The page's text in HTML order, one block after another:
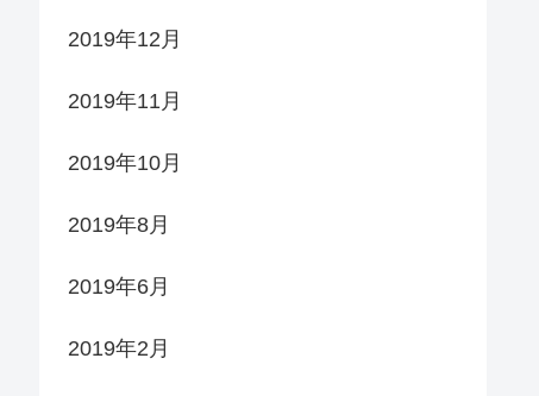
2019年12月
2019年11月
2019年10月
2019年8月
2019年6月
2019年2月